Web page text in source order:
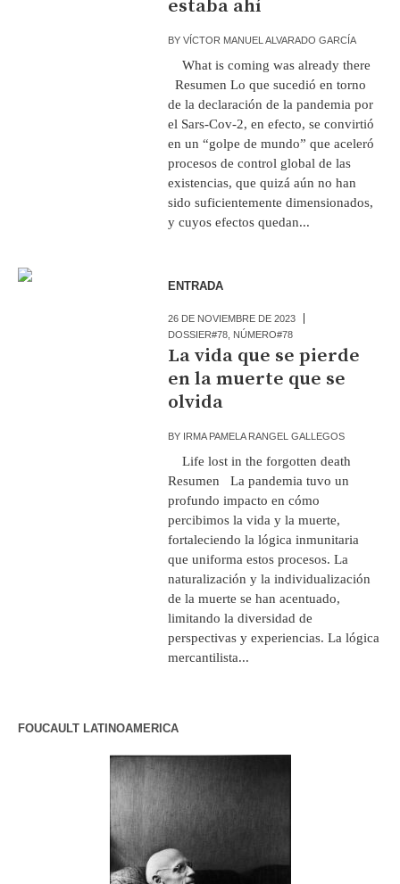
estaba ahí
BYVÍCTOR MANUEL ALVARADO GARCÍA
What is coming was already there
Resumen Lo que sucedió en torno
de la declaración de la pandemia por
el Sars-Cov-2, en efecto, se convirtió
en un “golpe de mundo” que aceleró
procesos de control global de las
existencias, que quizá aún no han
sido suficientemente dimensionados,
y cuyos efectos quedan...
ENTRADA
26 DE NOVIEMBRE DE 2023
DOSSIER#78 NÚMERO#78
La vida que se pierde
en la muerte que se
olvida
BY IRMA PAMELA RANGEL GALLEGOS
Life lost in the forgotten death
Resumen La pandemia tuvo un
profundo impacto en cómo
percibimos la vida y la muerte,
fortaleciendo la lógica inmunitaria
que uniforma estos procesos. La
naturalización y la individualización
de la muerte se han acentuado,
limitando la diversidad de
perspectivas y experiencias. La lógica
mercantilista...
FOUCAULT LATINOAMERICA